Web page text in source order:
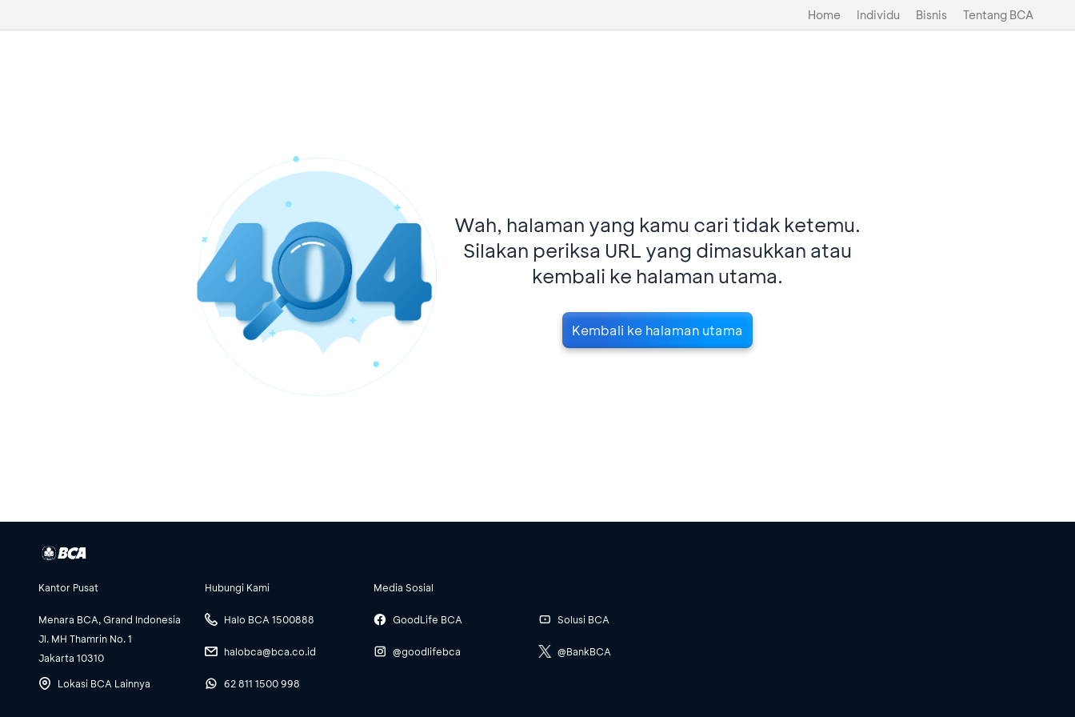
Home Individu Bisnis Tentang BCA
Wah, halaman yang kamu cari tidak ketemu.
Silakan periksa URL yang dimasukkan atau
kembali ke halaman utama.
Kembali ke halaman utama
Kantor Pusat
Menara BCA, Grand Indonesia
Jl. MH Thamrin No. 1
Jakarta 10310
Lokasi BCA Lainnya
Hubungi Kami
Halo BCA 1500888
halobca@bca.co.id
62 811 1500 998
Media Sosial
GoodLife BCA
@goodlifebca
Solusi BCA
@BankBCA